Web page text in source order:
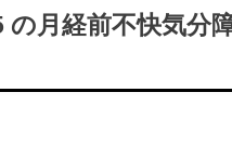
の月経前不快気分